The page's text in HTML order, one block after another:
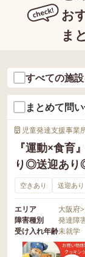
お
ま
すべての施
まとめて問
児童発達支援事業
『運動×食育
り◎送迎あり
空きあり 送迎あり
エリア 大阪府>
障害種別
発達障
受け入れ年齢未就学